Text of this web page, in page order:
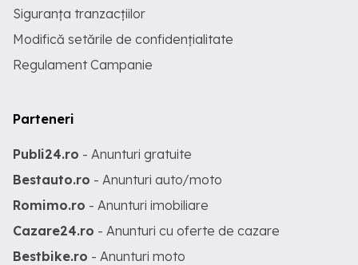
Siguranța tranzacțiilor
Modifică setările de confidențialitate
Regulament Campanie
Parteneri
Publi24.ro - Anunturi gratuite
Bestauto.ro - Anunturi auto/moto
Romimo.ro - Anunturi imobiliare
Cazare24.ro - Anunturi cu oferte de cazare
Bestbike.ro - Anunturi moto